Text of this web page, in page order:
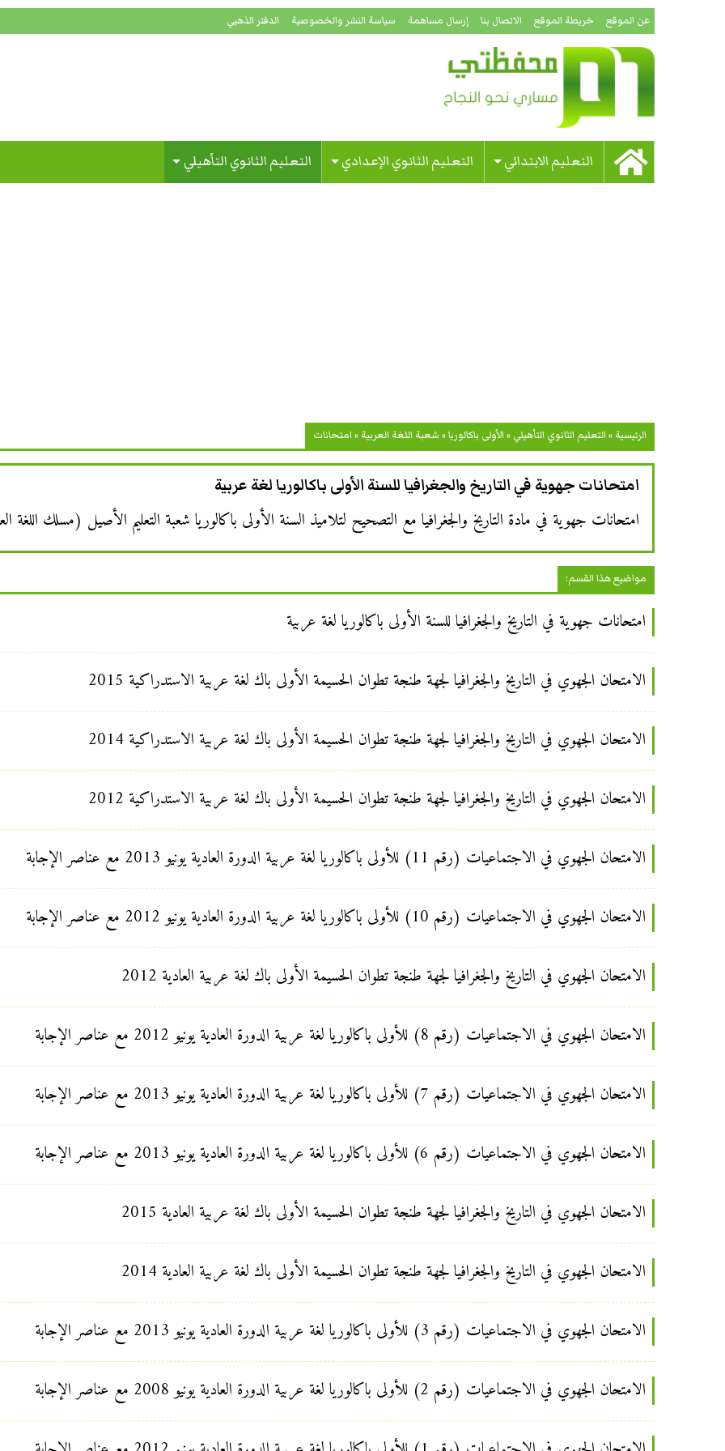
عن الموقع خريطة الموقع الاتصال بنا إرسال مساهمة سياسة النشر والخصوصية الدفتر الذهبي
التعليم الابتدائي التعليم الثانوي الإعدادي التعليم الثانوي التأهيلي
الرئيسية »التعليم الثانوي التأهيلي »الأولى باكالوريا» شعبة اللغة العربية »امتحانات
امتحانات جهوية في التاريخ والجغرافيا للسنة الأولى باكالوريا لغة عربية
امتحانات جهوية في مادة التاريخ والجغرافيا مع التصحيح لتلاميذ السنة الأولى باكالوريا شعبة التعليم الأصيل (مسلك اللغة
مواضيع هذا القسم:
امتحانات جهوية في التاريخ والجغرافيا للسنة الأولى باكالوريا لغة عربية
الامتحان الجهوي في التاريخ والجغرافيا لجهة طنجة تطوان الحسيمة الأولى باك لغة عربية الاستدراكية 2015
الامتحان الجهوي في التاريخ والجغرافيا لجهة طنجة تطوان الحسيمة الأولى باك لغة عربية الاستدراكية 2014
الامتحان الجهوي في التاريخ والجغرافيا لجهة طنجة تطوان الحسيمة الأولى باك لغة عربية الاستدراكية 2012
الامتحان الجهوي في الاجتماعيات (رقم 11) للأولى باكالوريا لغة عربية الدورة العادية يونيو 2013 مع عناصر الإجابة
الامتحان الجهوي في الاجتماعيات (رقم 10) للأولى باكالوريا لغة عربية الدورة العادية يونيو 2012 مع عناصر الإجابة
الامتحان الجهوي في التاريخ والجغرافيا لجهة طنجة تطوان الحسيمة الأولى باك لغة عربية العادية 2012
الامتحان الجهوي في الاجتماعيات (رقم 8) للأولى باكالوريا لغة عربية الدورة العادية يونيو 2012 مع عناصر الإجابة
الامتحان الجهوي في الاجتماعيات (رقم 7) للأولى باكالوريا لغة عربية الدورة العادية يونيو 2013 مع عناصر الإجابة
الامتحان الجهوي في الاجتماعيات (رقم 6) للأولى باكالوريا لغة عربية الدورة العادية يونيو 2013 مع عناصر الإجابة
الامتحان الجهوي في التاريخ والجغرافيا لجهة طنجة تطوان الحسيمة الأولى باك لغة عربية العادية 2015
الامتحان الجهوي في التاريخ والجغرافيا لجهة طنجة تطوان الحسيمة الأولى باك لغة عربية العادية 2014
الامتحان الجهوي في الاجتماعيات (رقم 3) للأولى باكالوريا لغة عربية الدورة العادية يونيو 2013 مع عناصر الإجابة
الامتحان الجهوي في الاجتماعيات (رقم 2) للأولى باكالوريا لغة عربية الدورة العادية يونيو 2008 مع عناصر الإجابة